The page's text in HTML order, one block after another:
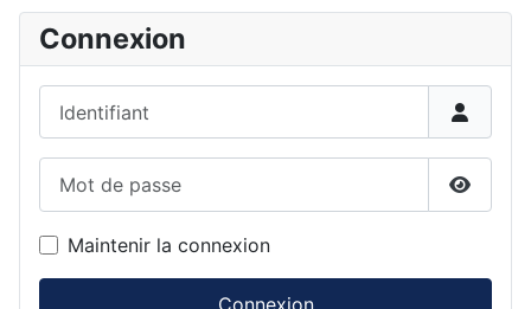
Connexion
Maintenir la connexion